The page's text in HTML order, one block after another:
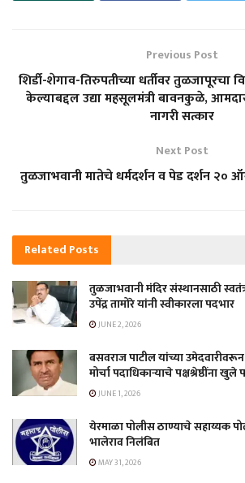
Previous Post
शिर्डी-शेगाव-तिरुपतीच्या धर्तीवर
केल्याबद्दल उद्या महसूलमंत्री बावनकुळे,
नागरी सत्कार
Next Post
तुळजाभवानी मातेचे धर्मदर्शन व पेड दर्शन २०
Related Posts
तुळजाभवानी मंदिर संस्थानसाठी
उपेंद्र तामोरे यांनी स्वीकारला पदभार
JUNE 2, 2026
बसवराज पाटील यांच्या
मोर्चा पदाधिकाऱ्याचे पक्षश्रेष्ठींना खुले
JUNE 1, 2026
येरमाळा पोलीस ठाण्याचे सहाय्यक
भालेराव निलंबित
MAY 31, 2026